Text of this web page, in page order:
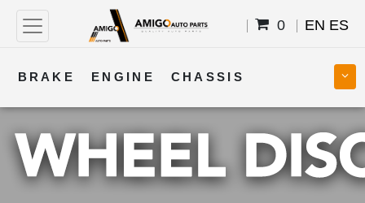
0 EN ES
BRAKE ENGINE CHASSIS
COOLING STEERING BODY
TRANSMISSION FUEL ELECTRICAL